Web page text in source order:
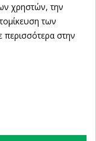
χρηστών, την
των
περισσότερα στην